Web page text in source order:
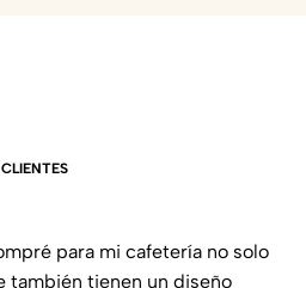
para mi cafetería no solo
también tienen un diseño